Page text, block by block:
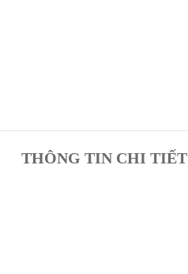
THÔNG TIN CHI TIẾT